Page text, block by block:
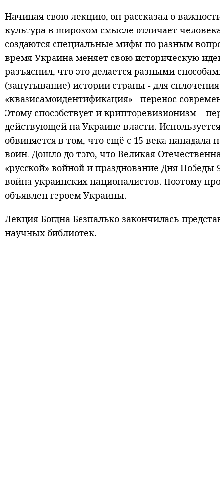
Начиная свою лекцию, он рассказал о
культура в широком смысле отличает
создаются специальные мифы по разным
время Украина меняет свою историческую
разъяснил, что это делается разными
(запутывание) истории страны - для
«квазисамоидентификация» - перенос
Этому способствует и крипторевизионизм –
действующей на Украине власти.
обвиняется в том, что ещё с 15 века нападала
воин. Дошло до того, что Великая
«русской» войной и празднование Дня
война украинских националистов. Поэтому
объявлен героем Украины.
Лекция Богдна Безпалько закончилась
научных библиотек.